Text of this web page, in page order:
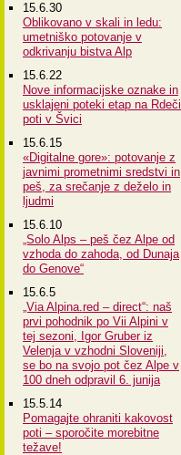
15.6.30
Oblikovano v skali in ledu:
umetniško potovanje v
odkrivanju bistva Alp
15.6.22
Nove informacijske oznake in
usklajeni poteki etap na Rdeči
poti v Švici
15.6.15
«Digitalne gore»: potovanje z
javnimi prometnimi sredstvi in
peš, za srečanje z deželo in
ljudmi
15.6.10
„Solo Alps – peš čez Alpe od
vzhoda do zahoda, od Dunaja
do Genove“
15.6.5
„Via Alpina.red – direct“: naš
prvi pohodnik po Vii Alpini v
tej sezoni, Igor Gruber iz
Velenja v vzhodni Sloveniji,
se bo na svojo pot čez Alpe v
100 dneh odpravil 6. junija
15.5.14
Pomagajte ohraniti kakovost
poti – sporočite morebitne
težave!